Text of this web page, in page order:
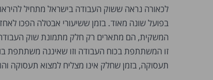
לכאורה נראה ששוק העבודה בישראל מתחיל
בפועל שונה מאוד. בזמן ששיעורי אבטלה הפכו
המשקית, הם מתארים רק חלק מתמונת שוק
זו המשתתפת בכוח העבודה וזו שאיננה משתתפת
תעסוקה, בזמן שחלק אינו מצליח למצוא תעסוקה